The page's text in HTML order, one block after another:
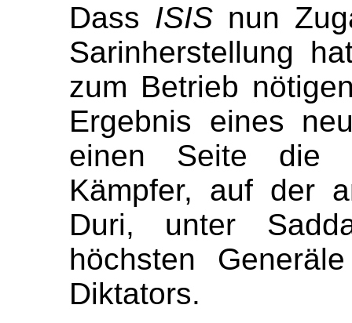
Dass ISIS nun
Sarinherstellung
zum Betrieb
Ergebnis eines
einen Seite die
Kämpfer, auf der
Duri, unter
höchsten
Diktators.